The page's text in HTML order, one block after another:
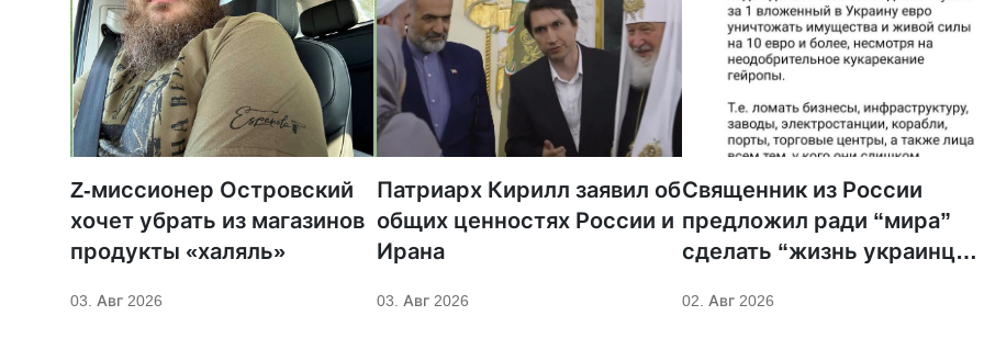
Z-миссионер Островский
хочет убрать из магазинов
продукты «халяль»
03. Авг 2026
Патриарх Кирилл заявил об
общих ценностях России и
Ирана
03. Авг 2026
Священник из России
предложил ради “мира”
сделать “жизнь украинцев
02. Авг 2026